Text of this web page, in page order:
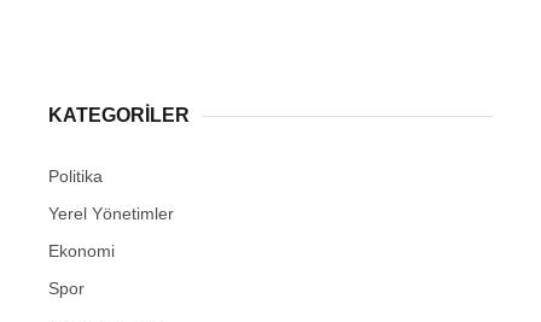
KATEGORİLER
Politika
Yerel Yönetimler
Ekonomi
Spor